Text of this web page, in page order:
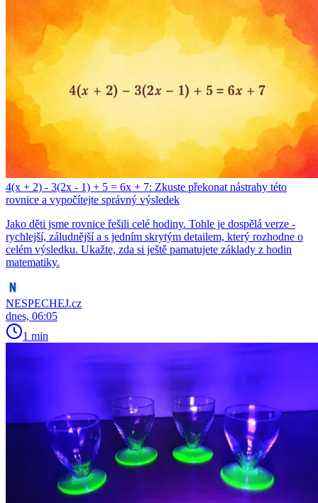
4(x + 2) - 3(2x - 1) + 5 = 6x + 7: Zkuste překonat nástrahy této
rovnice a vypočítejte správný výsledek
Jako děti jsme rovnice řešili celé hodiny. Tohle je dospělá verze -
rychlejší, záludnější a s jedním skrytým detailem, který rozhodne o
celém výsledku. Ukažte, zda si ještě pamatujete základy z hodin
matematiky.
NESPECHEJ.cz
dnes, 06:05
1 min